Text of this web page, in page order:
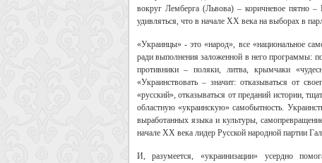
вокруг Лемберга (Львова) – коричневое пятно
удивляться, что в начале ХХ века на выборах в
«Украинцы» - это «народ», все «национальное
ради выполнения заложенной в него программы:
противники – поляки, литва, крымчаки
«Украинствовать – значит: отказываться от
«русский», отказываться от преданий истории,
областную «украинскую» самобытность.
выработанных языка и культуры,
начале ХХ века лидер Русской народной партии
И, разумеется, «украинизации» усердно